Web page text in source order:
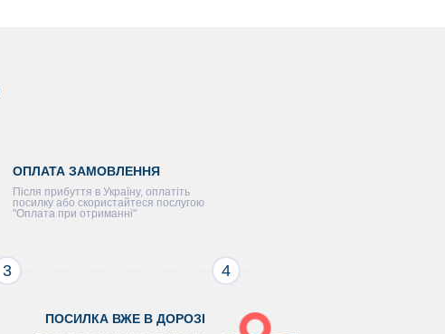
ОПЛАТА ЗАМОВЛЕННЯ
Після прибуття в Україну, оплатіть
посилку або скористайтеся послугою
"Оплата при отриманні"
3 4
ПОСИЛКА ВЖЕ В ДОРОЗІ